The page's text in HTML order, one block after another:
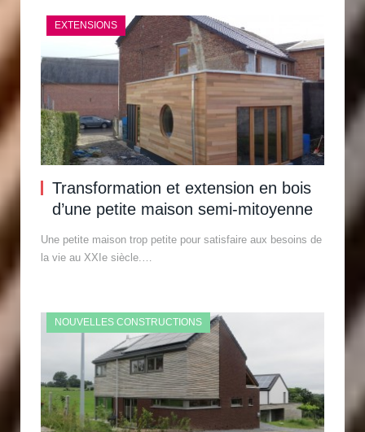
EXTENSIONS
Transformation et extension en bois
d’une petite maison semi-mitoyenne
Une petite maison trop petite pour satisfaire aux besoins de
la vie au XXIe siècle.…
NOUVELLES CONSTRUCTIONS